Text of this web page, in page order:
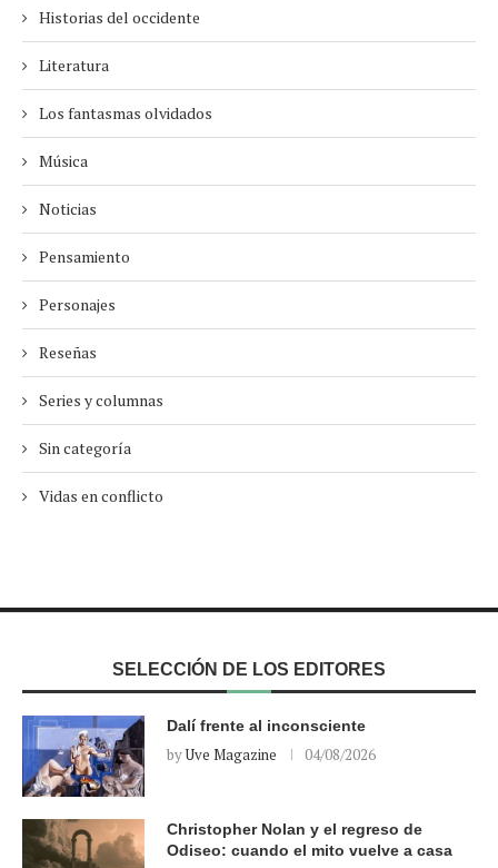
Historias del occidente
Literatura
Los fantasmas olvidados
Música
Noticias
Pensamiento
Personajes
Reseñas
Series y columnas
Sin categoría
Vidas en conflicto
SELECCIÓN DE LOS EDITORES
Dalí frente al inconsciente
byUve Magazine 04/08/2026
Christopher Nolan y el regreso de
Odiseo: cuando el mito vuelve a casa